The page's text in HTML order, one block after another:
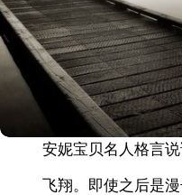
安妮宝贝名人格言说
飞翔。即使之后是